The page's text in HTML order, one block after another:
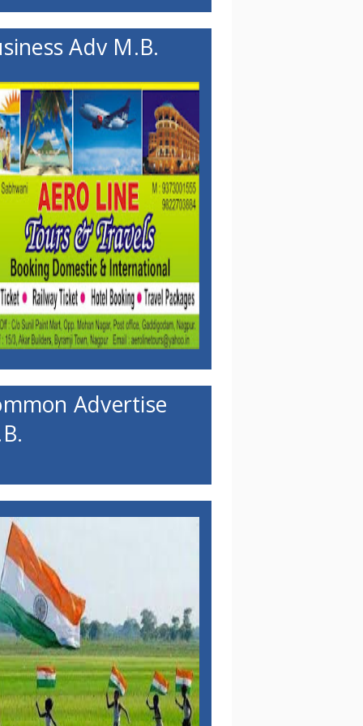
Adv M.B.
Advertise